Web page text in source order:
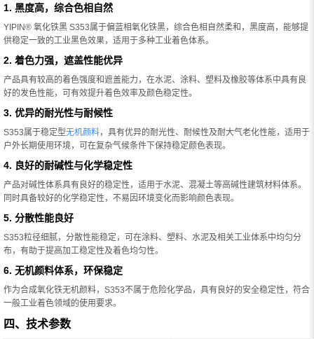
1. 黑度高，综合色相自然
YIPIN® 氧化铁黑 S353属于偏蓝相氧化铁黑，综合色相自然柔和，黑度高，能够提
供稳定一致的工业黑色效果，适用于多种工业着色体系。
2. 着色力强，遮盖性能优异
产品具有较高的着色强度和遮盖能力，在水泥、涂料、塑料及橡胶等体系中具有良
好的发色性能，可有效提升着色效率及颜色稳定性。
3. 优异的耐光性与耐候性
S353属于稳定型无机颜料，具有优异的耐光性、耐候性及耐大气老化性能，适用于
户外长期使用环境，可在复杂气候条件下保持稳定颜色表现。
4. 良好的耐碱性与化学稳定性
产品对碱性体系具有良好的稳定性，适用于水泥、混凝土等高碱性建筑材料体系。
同时具备较好的化学稳定性，不易因环境变化而影响颜色表现。
5. 分散性能良好
S353粒径细腻，分散性能稳定，可在涂料、塑料、水泥及相关工业体系中均匀分
布，有助于提高加工稳定性及着色均匀性。
6. 无机颜料体系，环保稳定
作为合成氧化铁无机颜料，S353不属于危险化学品，具有良好的安全稳定性，符合
一般工业着色领域的使用要求。
四、技术参数